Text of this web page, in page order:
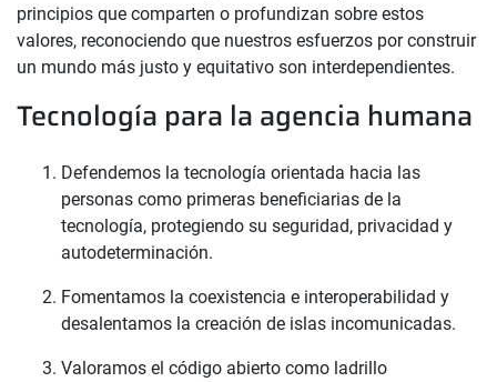
principios que comparten o profundizan sobre estos
valores, reconociendo que nuestros esfuerzos por construir
un mundo más justo y equitativo son interdependientes.
Tecnología para la agencia humana
Defendemos la tecnología orientada hacia las
personas como primeras beneficiarias de la
tecnología, protegiendo su seguridad, privacidad y
autodeterminación.
Fomentamos la coexistencia e interoperabilidad y
desalentamos la creación de islas incomunicadas.
Valoramos el código abierto como ladrillo